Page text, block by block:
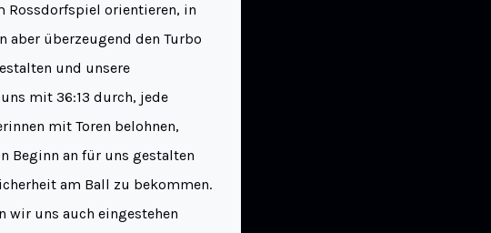
Rossdorfspiel orientieren, in
aber überzeugend den Turbo
und unsere
mit 36:13 durch, jede
mit Toren belohnen,
Beginn an für uns gestalten
am Ball zu bekommen.
wir uns auch eingestehen